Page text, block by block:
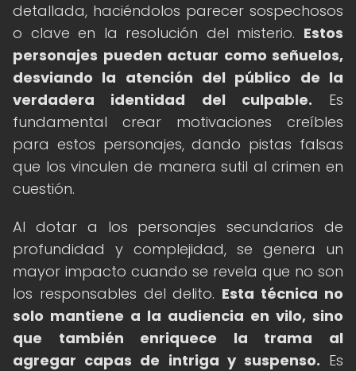
detallada, haciéndolos parecer sospechosos
o clave en la resolución del misterio. Estos
personajes pueden actuar como señuelos,
desviando la atención del público de la
verdadera identidad del culpable. Es
fundamental crear motivaciones creíbles
para estos personajes, dando pistas falsas
que los vinculen de manera sutil al crimen en
cuestión.
Al dotar a los personajes secundarios de
profundidad y complejidad, se genera un
mayor impacto cuando se revela que no son
los responsables del delito. Esta técnica no
solo mantiene a la audiencia en vilo, sino
que también enriquece la trama al
agregar capas de intriga y suspenso. Es